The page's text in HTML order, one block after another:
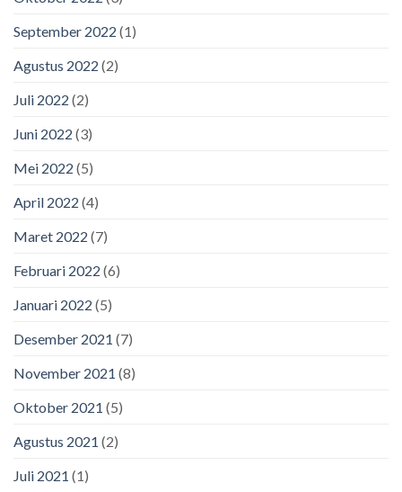
September 2022 (1)
Agustus 2022 (2)
Juli 2022 (2)
Juni 2022 (3)
Mei 2022 (5)
April 2022 (4)
Maret 2022 (7)
Februari 2022 (6)
Januari 2022 (5)
Desember 2021 (7)
November 2021 (8)
Oktober 2021 (5)
Agustus 2021 (2)
Juli 2021 (1)